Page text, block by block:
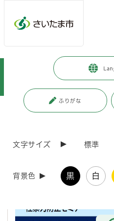
ふりがな
文字サイズ 標準
背景色 黒 白
市政情報 平和・人
男女共同参画推進センター
更新日付：
座）
この講座は、埼玉県男女共同参画推
たま）との共催で実施します。